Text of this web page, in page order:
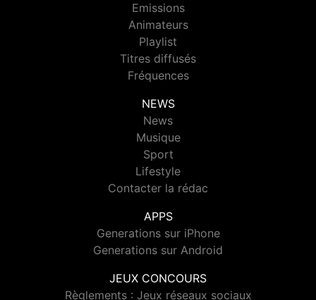
Emissions
Animateurs
Playlist
Titres diffusés
Fréquences
NEWS
News
Musique
Sport
Lifestyle
Contacter la rédac
APPS
Generations sur iPhone
Generations sur Android
JEUX CONCOURS
Règlements : Jeux réseaux sociaux